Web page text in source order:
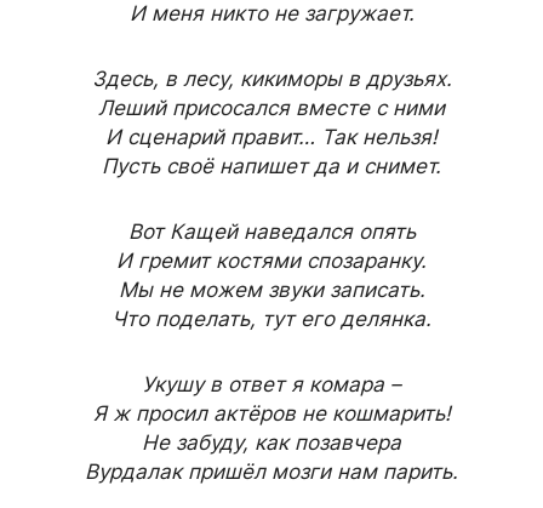
И меня никто не загружает.
Здесь, в лесу, кикиморы в друзьях.
Леший присосался вместе с ними
И сценарий правит… Так нельзя!
Пусть своё напишет да и снимет.
Вот Кащей наведался опять
И гремит костями спозаранку.
Мы не можем звуки записать.
Что поделать, тут его делянка.
Укушу в ответ я комара –
Я ж просил актёров не кошмарить!
Не забуду, как позавчера
Вурдалак пришёл мозги нам парить.